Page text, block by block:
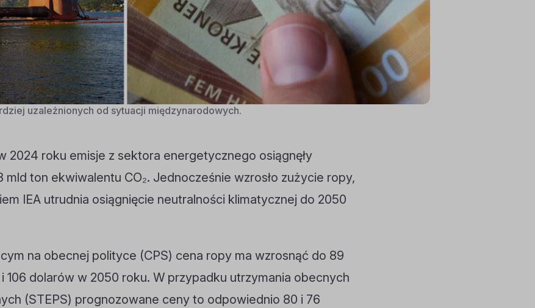
uzależnionych od sytuacji międzynarodowych.
2024 roku emisje z sektora energetycznego osiągnęły
ton ekwiwalentu CO₂. Jednocześnie wzrosło zużycie ropy,
IEA utrudnia osiągnięcie neutralności klimatycznej do 2050
na obecnej polityce (CPS) cena ropy ma wzrosnąć do 89
106 dolarów w 2050 roku. W przypadku utrzymania obecnych
(STEPS) prognozowane ceny to odpowiednio 80 i 76